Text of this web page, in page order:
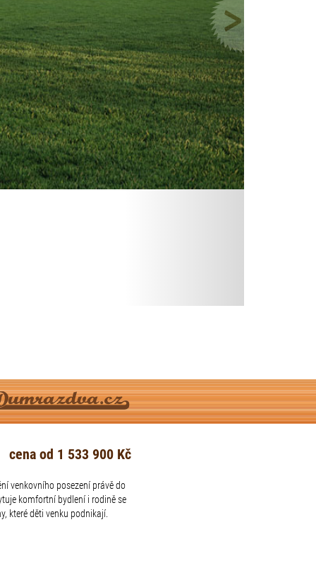
cena od 1 533 900 Kč
venkovního posezení právě do
komfortní bydlení i rodině se
které děti venku podnikají.